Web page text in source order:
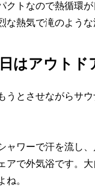
クトなので熱循環
な熱気で滝のような
はアウトド
うとさせながらサ
ワーで汗を流し、
アで外気浴です。
ね。